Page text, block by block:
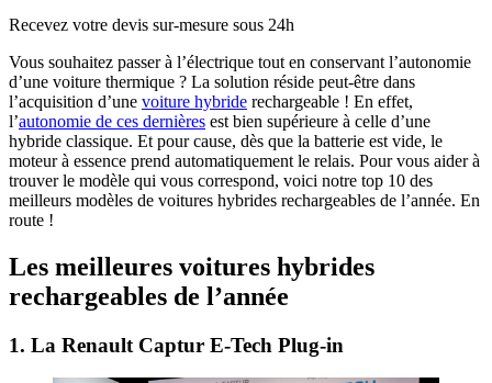
Recevez votre devis sur-mesure sous 24h
Vous souhaitez passer à l’électrique tout en conservant l’autonomie
d’une voiture thermique ? La solution réside peut-être dans
l’acquisition d’une voiture hybride rechargeable ! En effet,
l’autonomie de ces dernières est bien supérieure à celle d’une
hybride classique. Et pour cause, dès que la batterie est vide, le
moteur à essence prend automatiquement le relais. Pour vous aider à
trouver le modèle qui vous correspond, voici notre top 10 des
meilleurs modèles de voitures hybrides rechargeables de l’année. En
route !
Les meilleures voitures hybrides
rechargeables de l’année
1. La Renault Captur E-Tech Plug-in